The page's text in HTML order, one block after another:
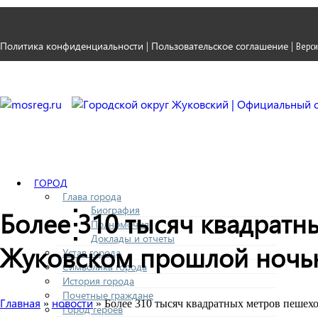
Политика конфиденциальности | Пользовательское соглашение |
ГОРОД
Глава города
Биография
Полномочия
Доклады и отчеты
Устав города
Символика города
История города
Почетные граждане
Город героев
Более 310 тысяч
Жуковском прошлой
Главная » новости» Более 310 тысяч квадратных метров